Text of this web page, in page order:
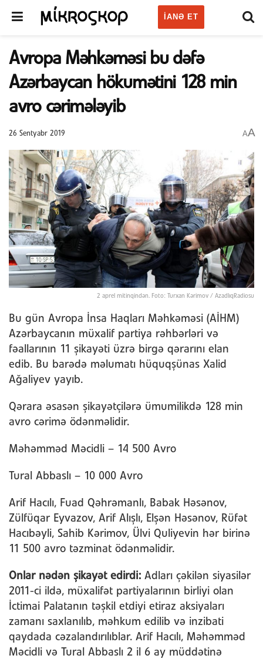
IANƏ ET
Avropa Məhkəməsi bu dəfə
Azərbaycan hökumətini 128 min
avro cərimələyib
26 Sentyabr 2019 AA
2 aprel mitinqindən. Foto: Turxan Kərimov / AzadlıqRadiosu
Bu gün Avropa İnsa Haqları Məhkəməsi (AİHM)
Azərbaycanın müxalif partiya rəhbərləri və
fəallarının 11 şikayəti üzrə birgə qərarını elan
edib. Bu barədə məlumatı hüquqşünas Xalid
Ağaliyev yayıb.
Qərara əsasən şikayətçilərə ümumilikdə 128 min
avro cərimə ödənməlidir.
Məhəmməd Məcidli – 14 500 Avro
Tural Abbaslı – 10 000 Avro
Arif Hacılı, Fuad Qəhrəmanlı, Babak Həsənov,
Zülfüqar Eyvazov, Arif Alışlı, Elşən Həsənov, Rüfət
Hacıbəyli, Sahib Kərimov, Ülvi Quliyevin hər birinə
11 500 avro təzminat ödənməlidir.
Onlar nədən şikayət edirdi: Adları çəkilən siyasilər
2011-ci ildə, müxalifət partiyalarının birliyi olan
İctimai Palatanın təşkil etdiyi etiraz aksiyaları
zamanı saxlanılıb, məhkum edilib və inzibati
qaydada cəzalandırılıblar. Arif Hacılı, Məhəmməd
Məcidli və Tural Abbaslı 2 il 6 ay müddətinə